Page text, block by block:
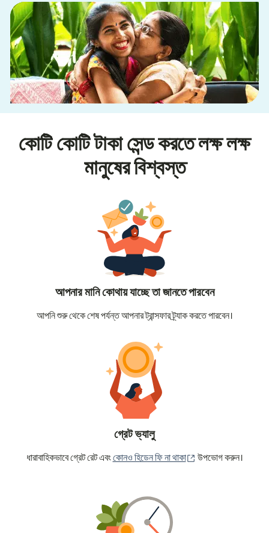
কোটি কোটি টাকা সেন্ড করতে লক্ষ লক্ষ
মানুষের বিশ্বস্ত
আপনার মানি কোথায় যাচ্ছে তা জানতে পারবেন
আপনি শুরু থেকে শেষ পর্যন্ত আপনার ট্রান্সফার ট্র্যাক করতে পারবেন।
গ্রেট ভ্যালু
ধারাবাহিকভাবে গ্রেট রেট এবংকোনও হিডেন ফি না থাকা (নতুন উইন্ডোতে খুলবে)
উপভোগ করুন।